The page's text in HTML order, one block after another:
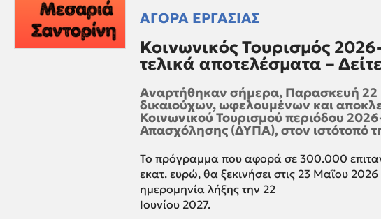
ΑΓΟΡΑ ΕΡΓΑΣΙΑΣ
Κοινωνικός Τουρισμός
τελικά αποτελέσματα –
Αναρτήθηκαν σήμερα, Παρασκευή 22
δικαιούχων, ωφελουμένων και
Κοινωνικού Τουρισμού περιόδου
Απασχόλησης (ΔΥΠΑ), στον ιστότοπό
Το πρόγραμμα που αφορά σε 300.000
εκατ. ευρώ, θα ξεκινήσει στις 23 Μαΐου
ημερομηνία λήξης την 22
Ιουνίου 2027.